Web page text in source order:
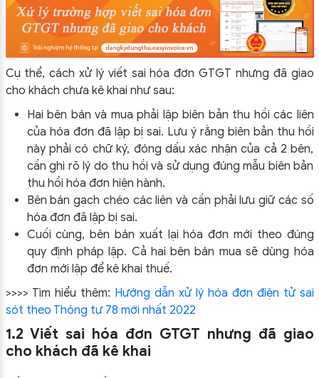
Cụ thể, cách xử lý viết sai hóa đơn GTGT nhưng đã giao
cho khách chưa kê khai như sau:
Hai bên bán và mua phải lập biên bản thu hồi các liên
của hóa đơn đã lập bị sai. Lưu ý rằng biên bản thu hồi
này phải có chữ ký, đóng dấu xác nhận của cả 2 bên,
cần ghi rõ lý do thu hồi và sử dụng đúng mẫu biên bản
thu hồi hóa đơn hiện hành.
Bên bán gạch chéo các liên và cần phải lưu giữ các số
hóa đơn đã lập bị sai.
Cuối cùng, bên bán xuất lại hóa đơn mới theo đúng
quy định pháp lập. Cả hai bên bán mua sẽ dùng hóa
đơn mới lập để kê khai thuế.
>>>> Tìm hiểu thêm: Hướng dẫn xử lý hóa đơn điện tử sai
sót theo Thông tư 78 mới nhất 2022
1.2 Viết sai hóa đơn GTGT nhưng đã giao
cho khách đã kê khai